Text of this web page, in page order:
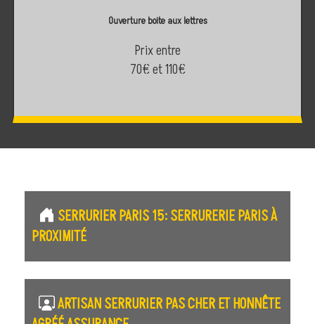
Ouverture boite aux lettres
Prix entre
70€ et 110€
SERRURIER PARIS 15: SERRURERIE PARIS À
PROXIMITÉ
ARTISAN SERRURIER PAS CHER ET HONNÊTE